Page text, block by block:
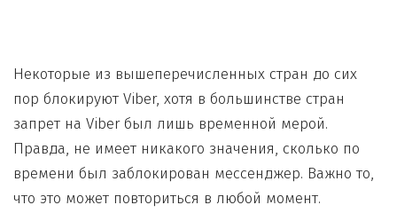
Некоторые из вышеперечисленных стран до сих
пор блокируют Viber, хотя в большинстве стран
запрет на Viber был лишь временной мерой.
Правда, не имеет никакого значения, сколько по
времени был заблокирован мессенджер. Важно то,
что это может повториться в любой момент.